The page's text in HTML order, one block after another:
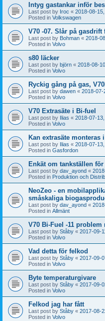
Intyg gastankar inför
Last post by Iroc « 2018-08-
Posted in Volkswagen
V70 -07. Slår på
Last post by Bohman « 2018-
Posted in Volvo
s80 läcker
Last post by björn « 2018-08-
Posted in Volvo
Ryckig gång på gas,
Last post by dawen « 2018-07-
Posted in Volvo
V70 Extrasäte i Bi-fuel
Last post by Ilias « 2018-07-
Posted in Volvo
Kan extrasäte monteras
Last post by Ilias « 2018-07-
Posted in Gasfordon
Enkät om tankställen för
Last post by dav_ayond «
Posted in Produktion och
NeoZeo - en
småskaliga
Last post by dav_ayond «
Posted in Allmänt
V70 Bi-Fuel -11 problem
Last post by Ståby « 2017-09-
Posted in Volvo
Vad detta för felkod
Last post by Ståby « 2017-09-
Posted in Volvo
Byte temperaturgivare
Last post by Ståby « 2017-09-
Posted in Volvo
Felkod jag har fått
Last post by Ståby « 2017-08-
Posted in Volvo